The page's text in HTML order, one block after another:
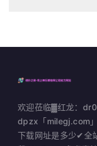
欢迎莅临▓红龙：
dpzx「milegj.com
下载网址是多少✔全